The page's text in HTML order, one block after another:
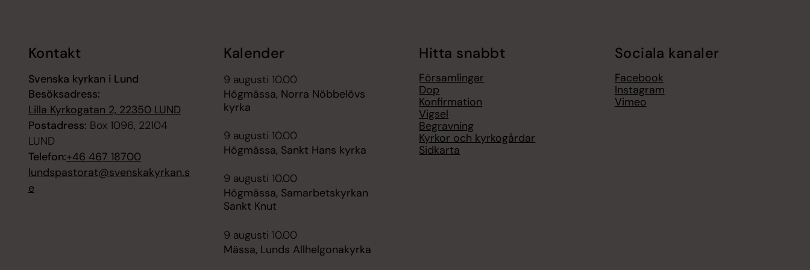
Kontakt
Svenska kyrkan i Lund
Besöksadress:
Lilla Kyrkogatan 2, 22350 LUND
Postadress: Box 1096, 22104
LUND
Telefon:+46 467 18700
lundspastorat@svenskakyrkan.s
e
Kalender
9 augusti 10.00
Högmässa, Norra Nöbbelövs
kyrka
9 augusti 10.00
Högmässa, Sankt Hans kyrka
9 augusti 10.00
Högmässa, Samarbetskyrkan
Sankt Knut
9 augusti 10.00
Mässa, Lunds Allhelgonakyrka
Hitta snabbt
Församlingar
Dop
Konfirmation
Vigsel
Begravning
Kyrkor och kyrkogårdar
Sidkarta
Sociala kanaler
Facebook
Instagram
Vimeo